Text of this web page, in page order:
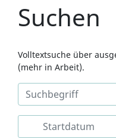
Suchen
Volltextsuche über
(mehr in Arbeit).